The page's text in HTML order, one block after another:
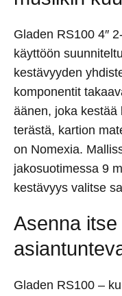
Gladen RS100 4″
käyttöön
kestävyyden
komponentit
äänen, joka kestää
terästä, kartion
on Nomexia.
jakosuotimessa 9
kestävyys valitse
Asenna
Gladen RS100 –